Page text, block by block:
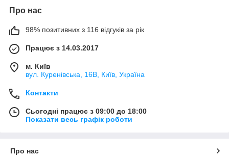
Про нас
98% позитивних з 116 відгуків за рік
Працює з 14.03.2017
м. Київ
вул. Куренівська, 16В, Київ, Україна
Контакти
Сьогодні працює з 09:00 до 18:00
Показати весь графік роботи
Про нас